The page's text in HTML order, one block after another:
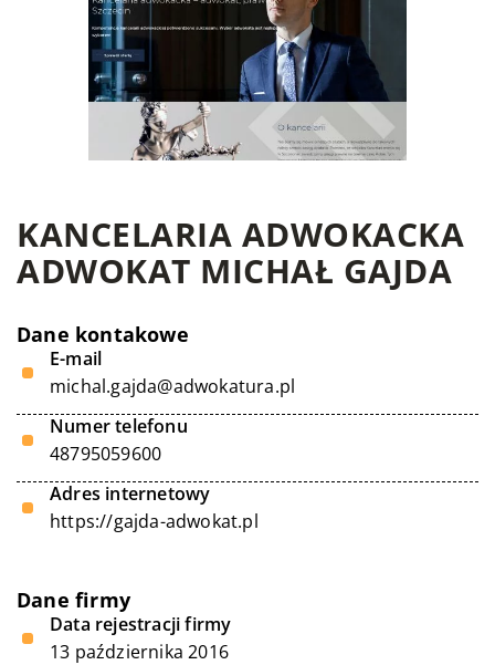
KANCELARIA ADWOKACKA
ADWOKAT MICHAŁ GAJDA
Dane kontakowe
E-mail
michal.gajda@adwokatura.pl
Numer telefonu
48795059600
Adres internetowy
https://gajda-adwokat.pl
Dane firmy
Data rejestracji firmy
13 października 2016